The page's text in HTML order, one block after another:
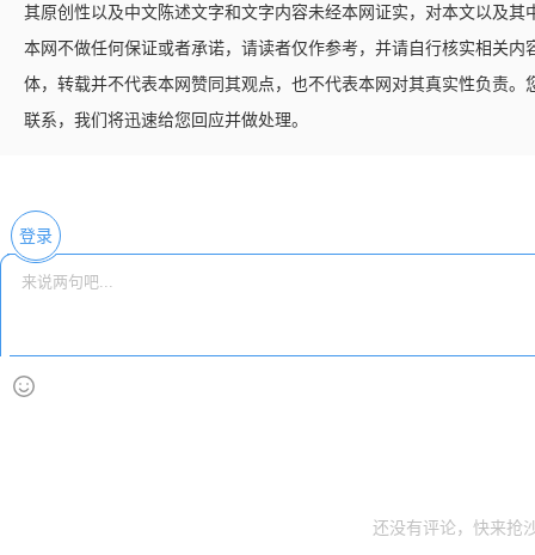
其原创性以及中文陈述文字和文字内容未经本网证实，对本文以及
本网不做任何保证或者承诺，请读者仅作参考，并请自行核实相关
体，转载并不代表本网赞同其观点，也不代表本网对其真实性负责
联系，我们将迅速给您回应并做处理。
登录
还没有评论，快来抢